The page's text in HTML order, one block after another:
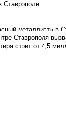
Ставрополе
металлист» в
Ставрополя
стоит от 4,5